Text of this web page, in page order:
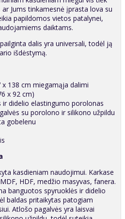
Jums tinkamesnė įprasta lova su
papildomos vietos patalynei,
daiktams.
dalis yra universali, todėl ją
išdėstymą.
138 cm miegamąja dalimi
x 92 cm)
didelio elastingumo porolonas
su porolono ir silikono užpildu
gobelenu
kasdieniam naudojimui. Karkase
HDF, medžio masyvas, fanera.
banguotos spyruoklės ir didelio
baldas pritaikytas patogiam
Atlošo pagalvės yra laisvai